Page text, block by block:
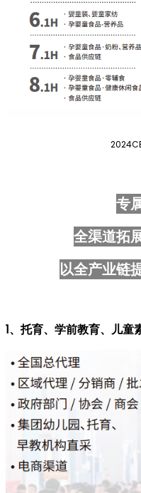
专
全渠道拓
以全产业链
1、托育、学前教育、儿童